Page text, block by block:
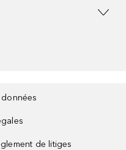
de litiges